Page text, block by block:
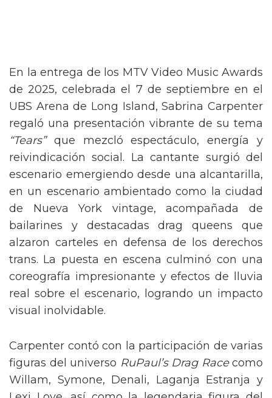
En la entrega de los MTV Video Music Awards
de 2025, celebrada el 7 de septiembre en el
UBS Arena de Long Island, Sabrina Carpenter
regaló una presentación vibrante de su tema
“Tears”que mezcló espectáculo, energía y
reivindicación social. La cantante surgió del
escenario emergiendo desde una alcantarilla,
en un escenario ambientado como la ciudad
de Nueva York vintage, acompañada de
bailarines y destacadas drag queens que
alzaron carteles en defensa de los derechos
trans. La puesta en escena culminó con una
coreografía impresionante y efectos de lluvia
real sobre el escenario, logrando un impacto
Carpenter contó con la participación de varias
figuras del universo
RuPaul’s Drag Race
como
Willam, Symone, Denali, Laganja Estranja y